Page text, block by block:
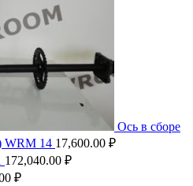
Ось в сборе
WRM 14 17,600.00 ₽
172,040.00 ₽
₽